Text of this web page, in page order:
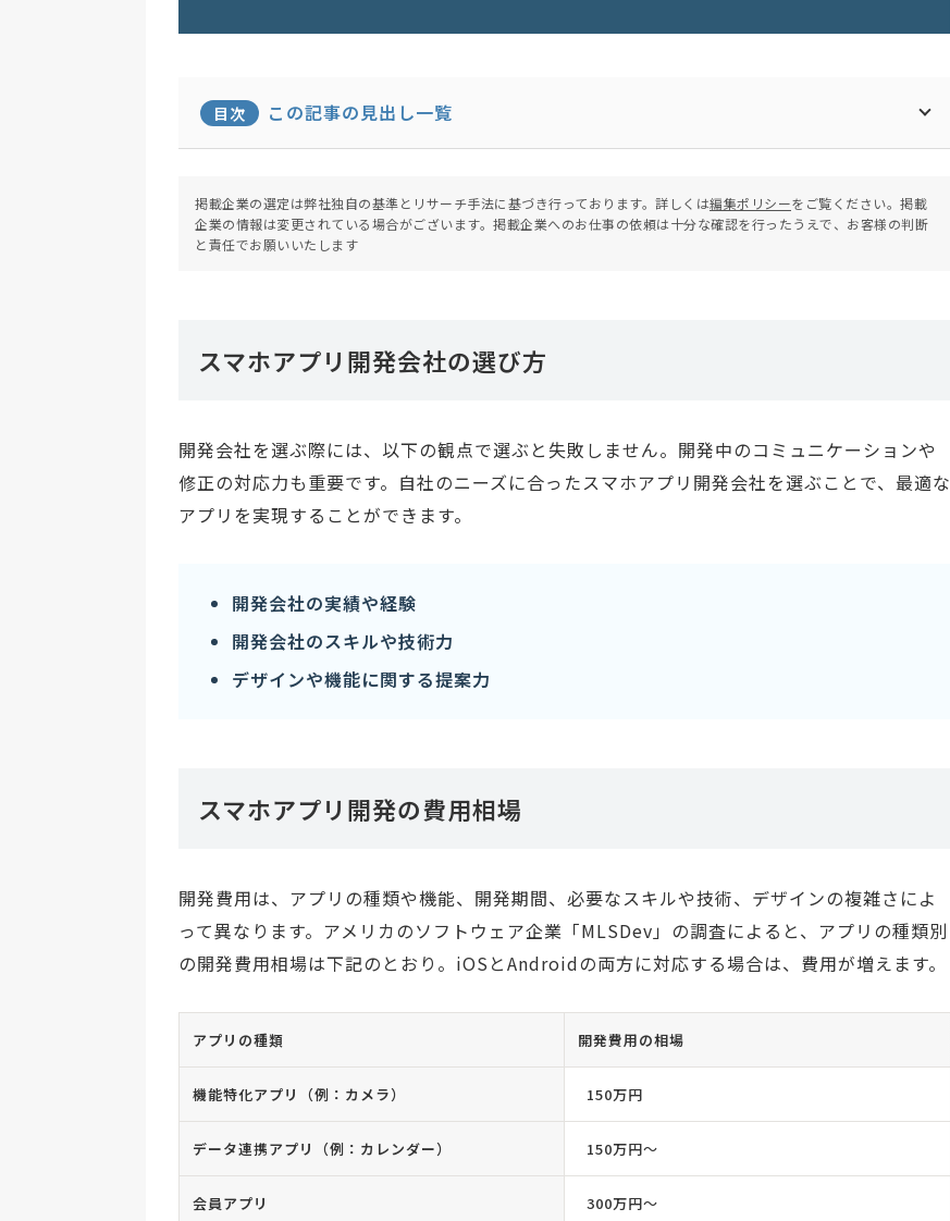
目次 この記事の見出し一覧
掲載企業の選定は弊社独自の基準とリサーチ手法に基づき行っております。詳しくは編集ポリシーをご覧ください。掲載
企業の情報は変更されている場合がございます。掲載企業へのお仕事の依頼は十分な確認を行ったうえで、お客様の判断
と責任でお願いいたします
スマホアプリ開発会社の選び方
開発会社を選ぶ際には、以下の観点で選ぶと失敗しません。開発中のコミュニケーションや
修正の対応力も重要です。自社のニーズに合ったスマホアプリ開発会社を選ぶことで、最適な
アプリを実現することができます。
開発会社の実績や経験
開発会社のスキルや技術力
デザインや機能に関する提案力
スマホアプリ開発の費用相場
開発費用は、アプリの種類や機能、開発期間、必要なスキルや技術、デザインの複雑さによ
って異なります。アメリカのソフトウェア企業「MLSDev」の調査によると、アプリの種類別
の開発費用相場は下記のとおり。iOSとAndroidの両方に対応する場合は、費用が増えます。
アプリの種類 開発費用の相場
機能特化アプリ（例：カメラ） 150万円
データ連携アプリ（例：カレンダー） 150万円〜
会員アプリ 300万円〜